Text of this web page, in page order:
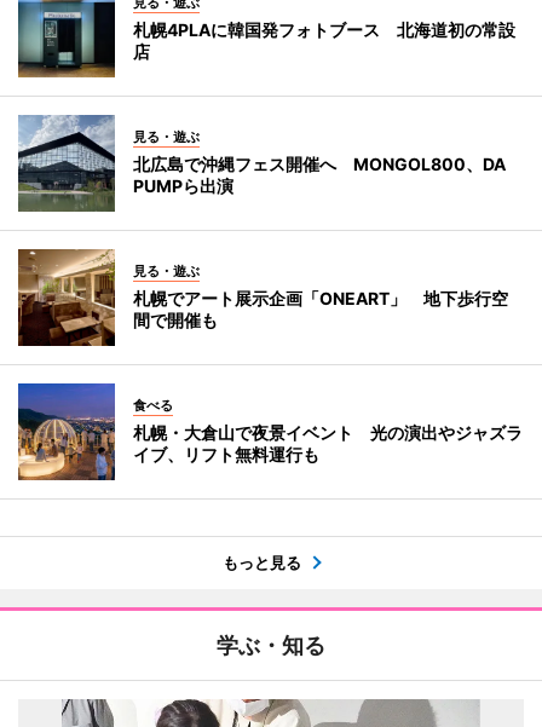
札幌4PLAに韓国発フォトブース 北海道初の常設
店
見る・遊ぶ
北広島で沖縄フェス開催へ MONGOL800、DA
PUMPら出演
見る・遊ぶ
札幌でアート展示企画「ONEART」 地下歩行空
間で開催も
食べる
札幌・大倉山で夜景イベント 光の演出やジャズラ
イブ、リフト無料運行も
もっと見る
学ぶ・知る